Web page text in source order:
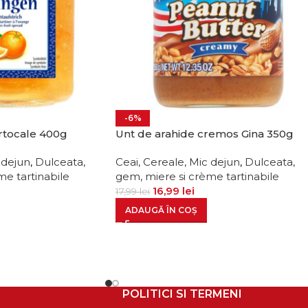
400g
, Dulceata,
tartinabile
-6%
Unt de arahide cremos Gina 350g
Ceai, Cereale, Mic dejun, Dulceata,
gem, miere si crème tartinabile
17,99lei 16,99 lei
ADAUGĂ ÎN COȘ
POLITICI SI TERMENI